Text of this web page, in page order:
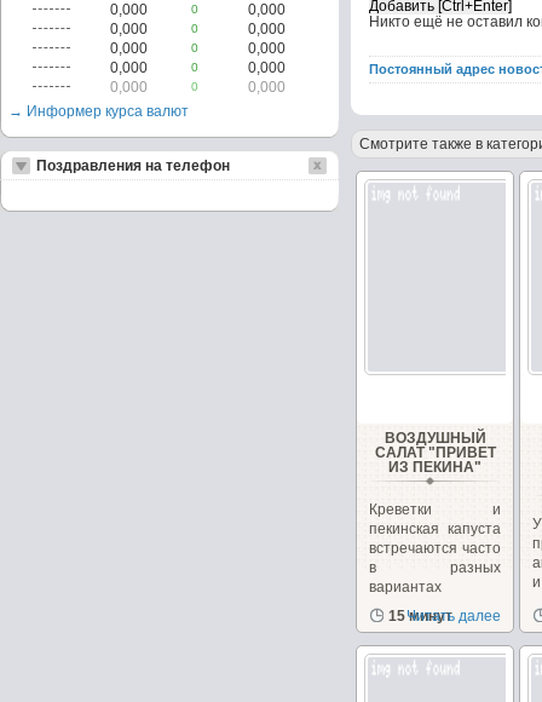
Никто ещё не оставил
Постоянный адрес
Смотрите также в
ВОЗДУШНЫЙ
САЛАТ "ПРИВЕТ
ИЗ ПЕКИНА"
Креветки и
пекинская капуста
встречаются часто
в разных
вариантах
рецептов
салатов,...
15 минут
Читать далее
0,000
0
0,000
0,000
0
0,000
0,000
0
0,000
0,000
0
0,000
0,000
0
0,000
→ Информер курса валют
Поздравления на телефон